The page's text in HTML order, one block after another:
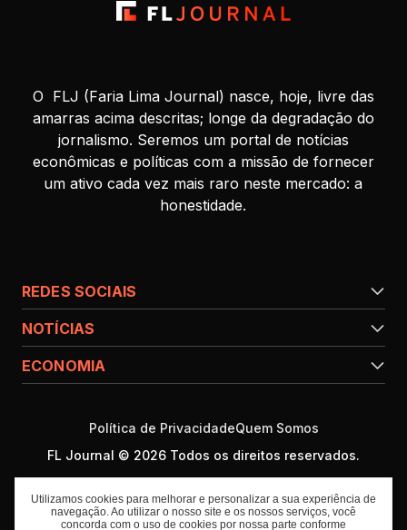
O FLJ (Faria Lima Journal) nasce, hoje, livre das
amarras acima descritas; longe da degradação do
jornalismo. Seremos um portal de notícias
econômicas e políticas com a missão de fornecer
um ativo cada vez mais raro neste mercado: a
honestidade.
REDES SOCIAIS
NOTÍCIAS
ECONOMIA
FL Journal © 2026 Todos os direitos reservados.
Política de PrivacidadeQuem Somos
Utilizamos cookies para melhorar e personalizar a sua experiência de
navegação. Ao utilizar o nosso site e os nossos serviços, você
concorda com o uso de cookies por nossa parte conforme